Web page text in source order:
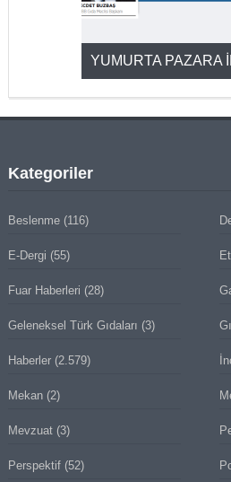
YUMURTA PAZARA
Kategoriler
Beslenme(116)
E-Dergi (55)
Fuar Haberleri (28)
Geleneksel Türk Gıdaları (3)
Haberler(2.579)
Mekan(2)
Mevzuat(3)
Perspektif(52)